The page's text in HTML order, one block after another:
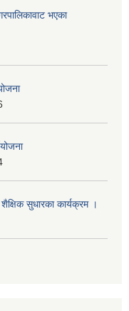
भएका
सुधारका कार्यक्रम ।